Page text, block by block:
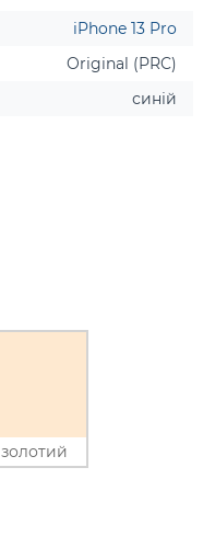
iPhone 13 Pro
Original (PRC)
синій
золотий